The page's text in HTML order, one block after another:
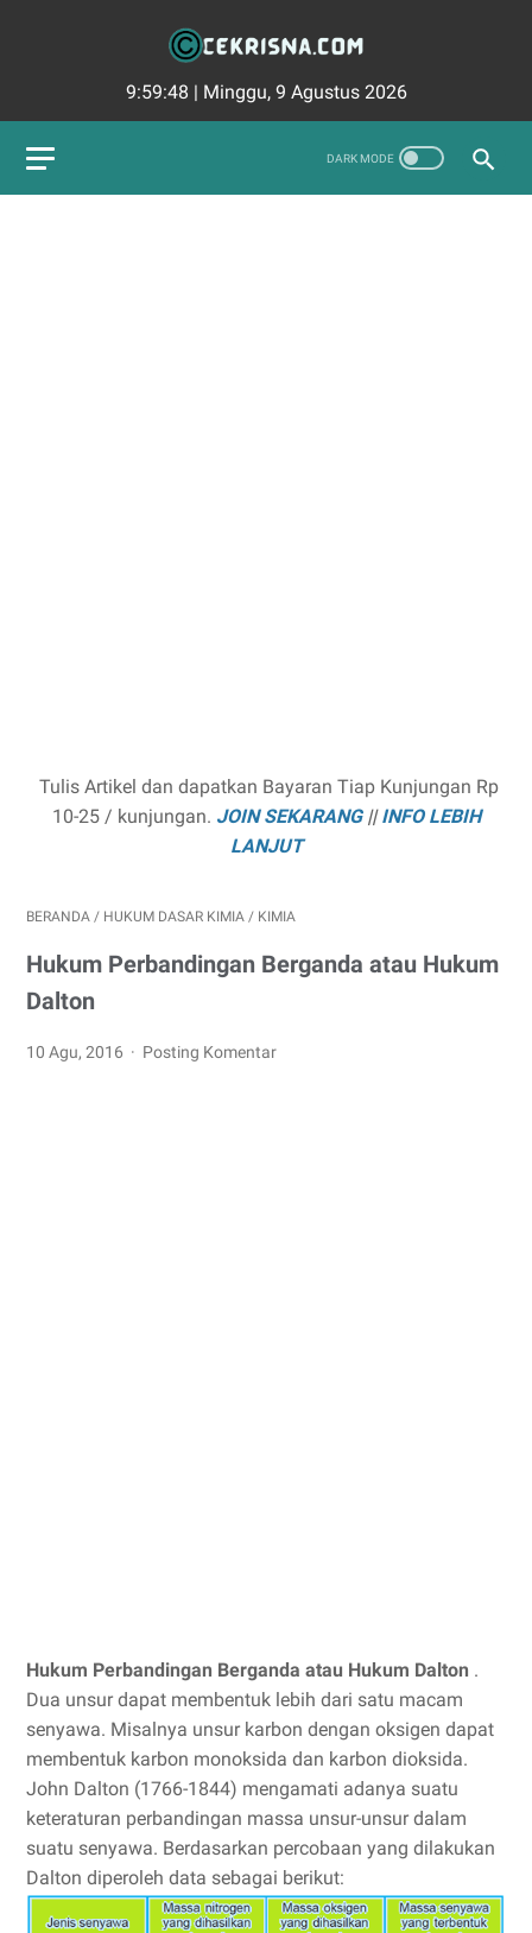
9:59:49 | Minggu, 9 Agustus 2026
Tulis Artikel dan dapatkan Bayaran Tiap Kunjungan Rp
10-25 / kunjungan. JOIN SEKARANG||INFO LEBIH
LANJUT
BERANDA / HUKUM DASAR KIMIA / KIMIA
Hukum Perbandingan Berganda atau Hukum
Dalton
10 Agu, 2016 Posting Komentar
Hukum Perbandingan Berganda atau Hukum Dalton .
Dua unsur dapat membentuk lebih dari satu macam
senyawa. Misalnya unsur karbon dengan oksigen dapat
membentuk karbon monoksida dan karbon dioksida.
John Dalton (1766-1844) mengamati adanya suatu
keteraturan perbandingan massa unsur-unsur dalam
suatu senyawa. Berdasarkan percobaan yang dilakukan
Dalton diperoleh data sebagai berikut: